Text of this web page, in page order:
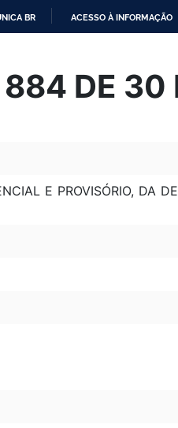
O
CONTEÚDO
BR ACESSO À INFORMAÇÃO
DE
E PROVISÓRIO, DA